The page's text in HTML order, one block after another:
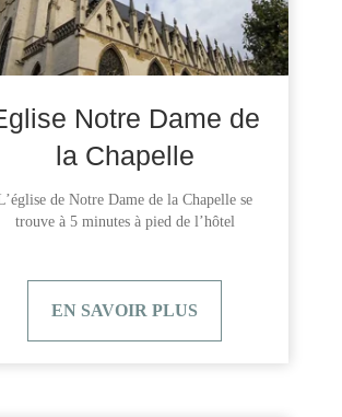
Notre Dame de
la Chapelle
de Notre Dame de la Chapelle se
trouve à 5 minutes à pied de l’hôtel
EN SAVOIR PLUS